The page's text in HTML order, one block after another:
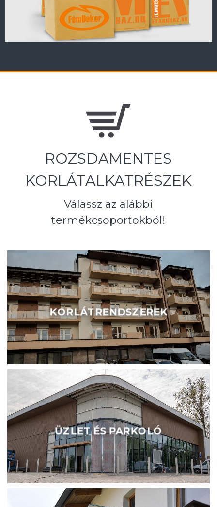
ROZSDAMENTES
KORLÁTALKATRÉSZEK
Válassz az alábbi
termékcsoportokból!
KORLÁTRENDSZEREK
ÜZLET ÉS PARKOLÓ